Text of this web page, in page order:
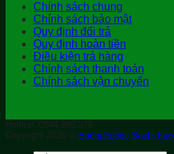
Chính sách chung
Chính sách bảo mật
Quy định đổi trả
Quy định hoàn tiền
Điều kiện trả hàng
Chính sách thanh toán
Chính sách vận chuyển
Hotline: 0944.665.375
Copyright 2026 © Sachi Foods Sachi